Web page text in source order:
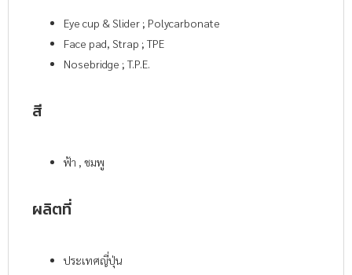
Eye cup & Slider ; Polycarbonate
Face pad, Strap ; TPE
Nosebridge ; T.P.E.
สี
ฟ้า , ชมพู
ผลิตที่
ประเทศญี่ปุ่น